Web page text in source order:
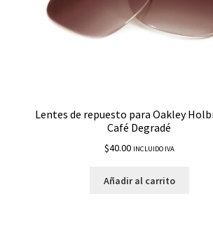
Lentes de repuesto para Oakley
Café Degradé
$40.00 INCLUIDO IVA
Añadir al carrito